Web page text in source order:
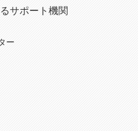
サポート機関
ー